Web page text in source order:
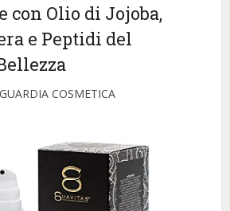
con Olio di Jojoba,
e Peptidi del
COSMETICA